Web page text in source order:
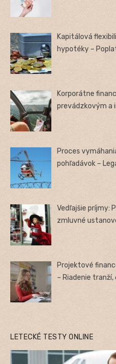
Kapitálová
hypotéky –
Korporátne
prevádzkovým a
Proces
pohľadávok –
Vedľajšie príjmy:
zmluvné
Projektové
– Riadenie
LETECKÉ TESTY ONLINE